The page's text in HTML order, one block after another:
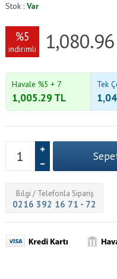
Stok :Var
%5
indirimli 1,080.96
Havale %5 + 7
1,005.29 TL
Tek
Bilgi / Telefonla Sipariş
0216 392 16 71 - 72